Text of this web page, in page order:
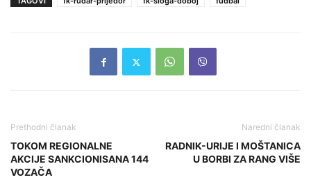
Prethodni članak
TOKOM REGIONALNE
AKCIJE SANKCIONISANA 144
VOZAČA
Naredni članak
RADNIK-URIJE I MOŠTANICA
U BORBI ZA RANG VIŠE